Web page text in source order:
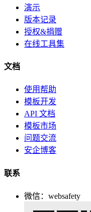
演示
版本记录
授权&捐赠
在线工具集
文档
使用帮助
模板开发
API 文档
模板市场
问题交流
安企博客
联系
微信：websafety